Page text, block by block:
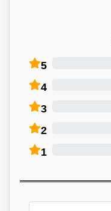
5
4
3
2
1